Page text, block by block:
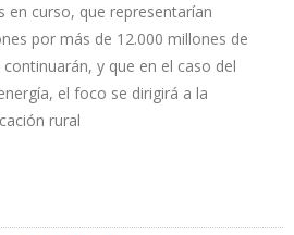
en curso, que representarían
por más de 12.000 millones de
continuarán, y que en el caso del
el foco se dirigirá a la
rural